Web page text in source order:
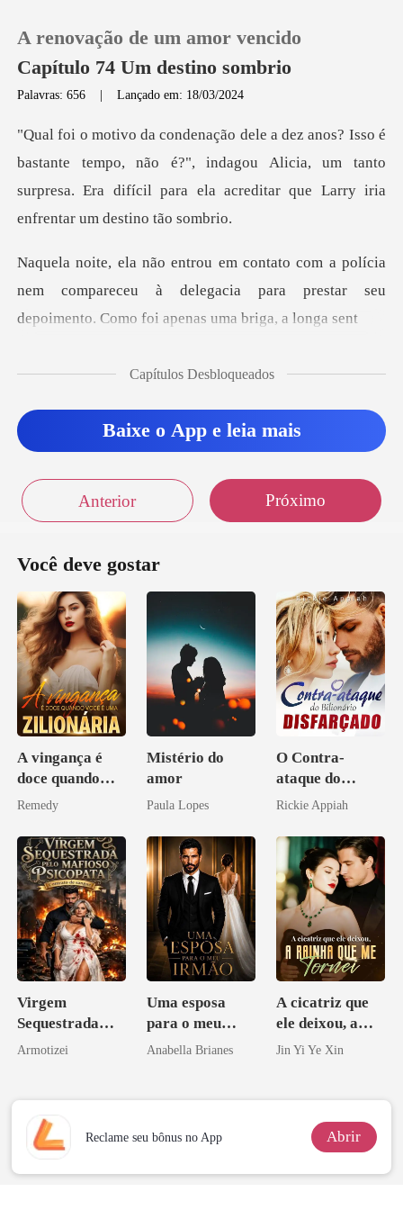
0
Loja
Sair
A renovação de um amor vencido
Capítulo 74 Um destino sombrio
Palavras: 656 |Lançado em: 18/03/2024
tempo, não é?", indagou Alicia, um tanto
surpresa. Era difícil p
ícia
nem compareceu à delegacia para prestar seu
d
Capítulos Desbloqueados
Baixe o App e leia mais
Anterior Próximo
Você deve gostar
A vingança é
doce quando
você é uma
Remedy
Mistério do
amor
Paula Lopes
O Contra-
ataque do
Bilionário
Rickie Appiah
Virgem
Sequestrada
pelo Mafioso
DE SANGUE
Armotizei
Uma esposa
para o meu
irmão
Anabella Brianes
A cicatriz que
ele deixou, a
rainha que me
Jin Yi Ye Xin
Reclame seu bônus no App Abrir